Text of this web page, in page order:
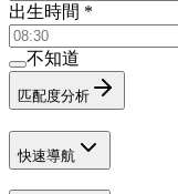
出生時間 *
不知道
匹配度分析
快速導航